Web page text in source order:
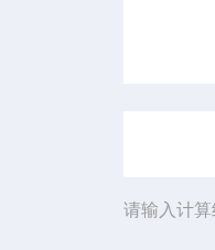
请输入计